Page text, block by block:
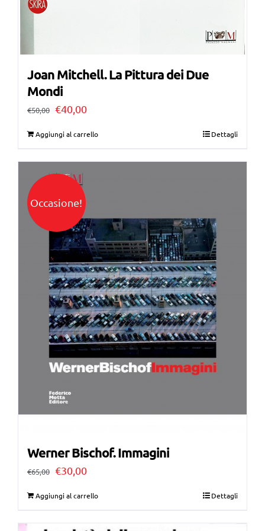
Joan Mitchell. La Pittura dei Due
Mondi
€50,00 Il
era:
€50,00.
€40,00Il
è:
Aggiungi al carrello Dettagli
Occasione!
Werner Bischof. Immagini
€65,00 Il
€30,00Il
è:
Aggiungi al carrello Dettagli